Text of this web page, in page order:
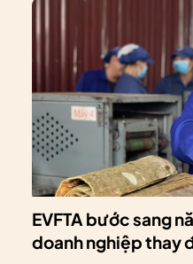
EVFTA bước sang
doanh nghiệp thay